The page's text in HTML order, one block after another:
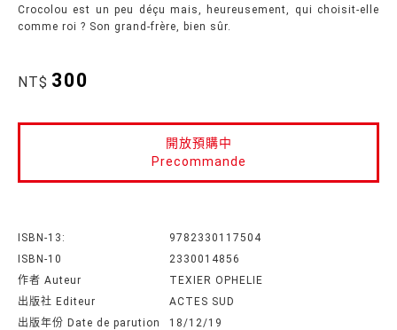
Crocolou est un peu déçu mais, heureusement, qui choisit-elle
comme roi ? Son grand-frère, bien sûr.
NT$ 300
開放預購中
Precommande
ISBN-13:
9782330117504
ISBN-10
2330014856
作者 Auteur
TEXIER OPHELIE
出版社 Editeur
ACTES SUD
出版年份 Date de parution
18/12/19